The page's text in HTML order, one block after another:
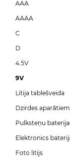
AAA
AAAA
C
D
4.5V
9V
Litija tablešveida
Dzirdes aparātiem
Pulksteņu
Elektronics
Foto litijs